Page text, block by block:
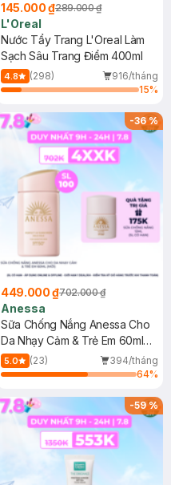
145.000 ₫289.000 ₫
L'Oreal
Nước Tẩy Trang L'Oreal Làm
Sạch Sâu Trang Điểm 400ml
4.8 (298)
916/tháng
15%
-36%
449.000 ₫702.000 ₫
Anessa
Sữa Chống Nắng Anessa Cho
Da Nhạy Cảm & Trẻ Em 60ml
(Mới)
5.0 (23)
394/tháng
64%
-59%